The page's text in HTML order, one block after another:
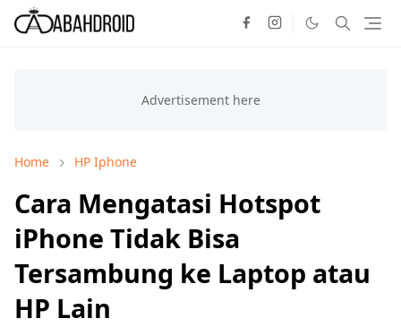
Home HP Iphone
Cara Mengatasi Hotspot
iPhone Tidak Bisa
Tersambung ke Laptop atau
HP Lain